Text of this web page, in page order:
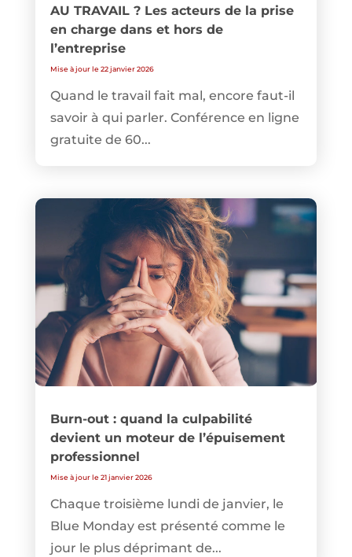
AU TRAVAIL ? Les acteurs de la prise
en charge dans et hors de
l’entreprise
Mise à jour le 22 janvier 2026
Quand le travail fait mal, encore faut-il
savoir à qui parler. Conférence en ligne
gratuite de 60...
Burn-out : quand la culpabilité
devient un moteur de l’épuisement
professionnel
Mise à jour le 21 janvier 2026
Chaque troisième lundi de janvier, le
Blue Monday est présenté comme le
jour le plus déprimant de...